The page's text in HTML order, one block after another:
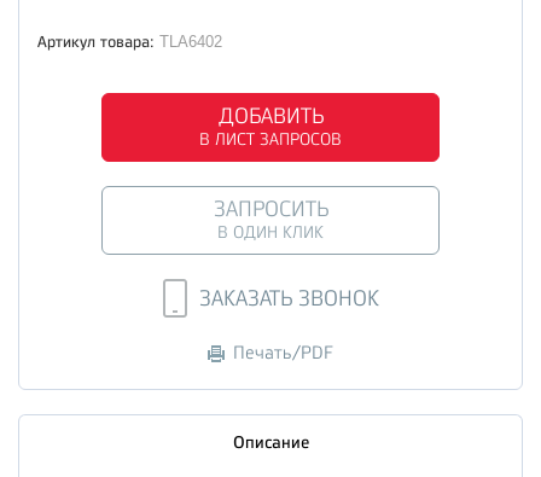
Артикул товара: TLA6402
ДОБАВИТЬ
В ЛИСТ ЗАПРОСОВ
ЗАПРОСИТЬ
В ОДИН КЛИК
ЗАКАЗАТЬ ЗВОНОК
Печать/PDF
Описание